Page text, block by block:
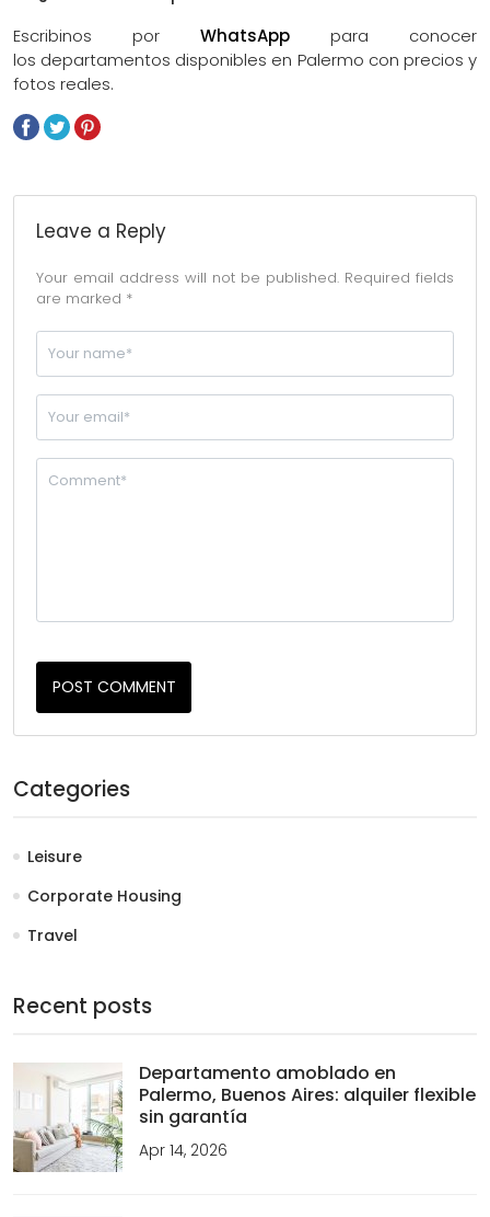
Escribinos por WhatsApp para conocer
los departamentos disponibles en Palermo con precios y
fotos reales.
Leave a Reply
Your email address will not be published. Required fields
are marked *
POST COMMENT
Categories
Leisure
Corporate Housing
Travel
Recent posts
Departamento amoblado en
Palermo, Buenos Aires: alquiler flexible
sin garantía
Apr 14, 2026